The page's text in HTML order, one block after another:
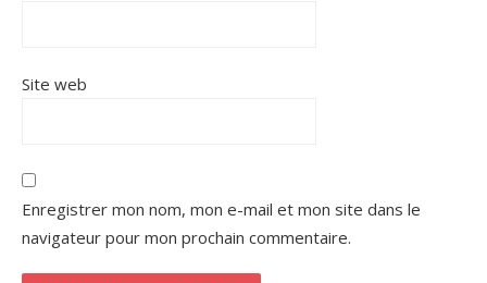
Site web
Enregistrer mon nom, mon e-mail et mon site dans le
navigateur pour mon prochain commentaire.